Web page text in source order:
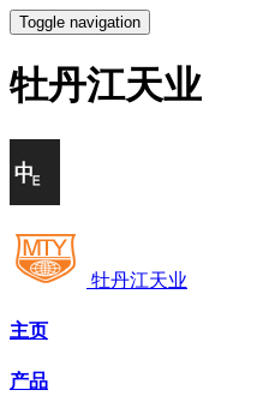
Toggle navigation
牡丹江天业
牡丹江天业
主页
产品